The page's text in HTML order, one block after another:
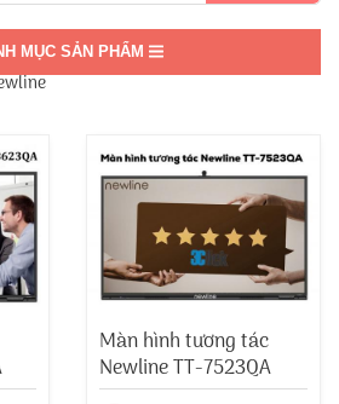
MỤC SẢN PHẨM
Màn hình tương tác
Newline TT-7523QA